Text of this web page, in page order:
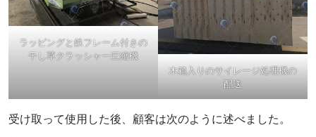
ラッピングと鉄フレーム付きの
干し草クラッシャー圧縮機
木箱入りのサイレージ処理機の
配送
受け取って使用した後、顧客は次のように述べました。